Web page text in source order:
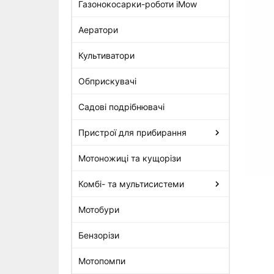
Газонокосарки-роботи iMow
Аератори
Культиватори
Обприскувачі
Садові подрібнювачі
Пристрої для прибирання
Мотоножиці та кущорізи
Комбі- та мультисистеми
Мотобури
Бензорізи
Мотопомпи
Електростанок Stihl USG для
22 495 грн